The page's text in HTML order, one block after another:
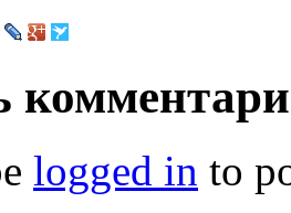
logged in to